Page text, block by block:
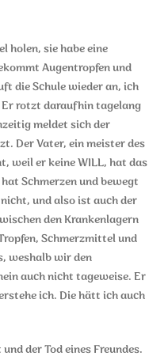
holen, sie habe eine
Augentropfen und
die Schule wieder an, ich
Er rotzt daraufhin tagelang
meldet sich der
Der Vater, ein meister des
weil er keine WILL, hat das
Schmerzen und bewegt
und also ist auch der
den Krankenlagern
Schmerzmittel und
weshalb wir den
auch nicht tageweise. Er
ich. Die hätt ich auch
der Tod eines Freundes.